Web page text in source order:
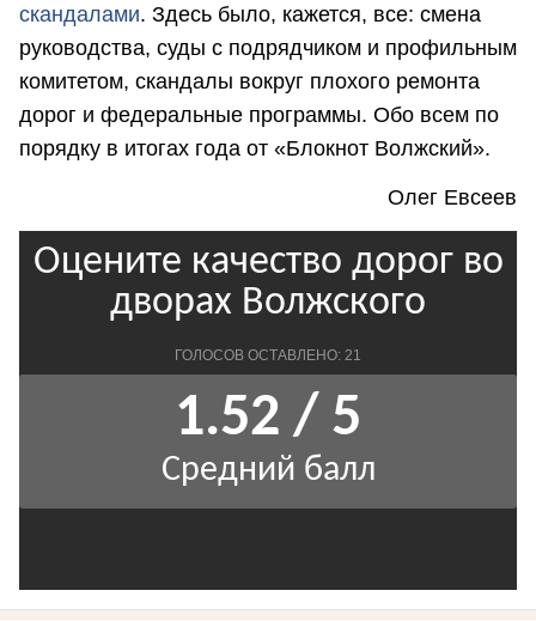
скандалами. Здесь было, кажется, все: смена
руководства, суды с подрядчиком и профильным
комитетом, скандалы вокруг плохого ремонта
дорог и федеральные программы. Обо всем по
порядку в итогах года от «Блокнот Волжский».
Олег Евсеев